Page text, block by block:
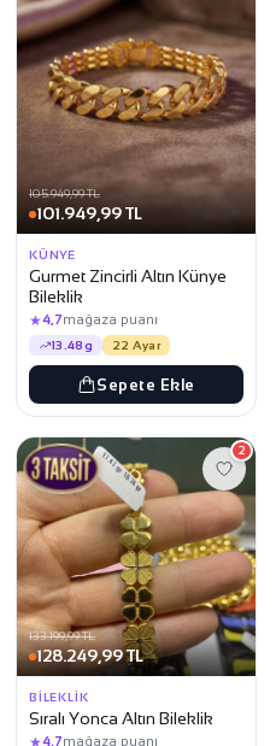
105.949,99 TL
101.949,99 TL
KÜNYE
Gurmet Zincirli Altın Künye
Bileklik
★4,7mağaza puanı
13.48g 22 Ayar
Sepete Ekle
133.199,99 TL
128.249,99 TL
2
BILEKLIK
Sıralı Yonca Altın Bileklik
★4,7mağaza puanı